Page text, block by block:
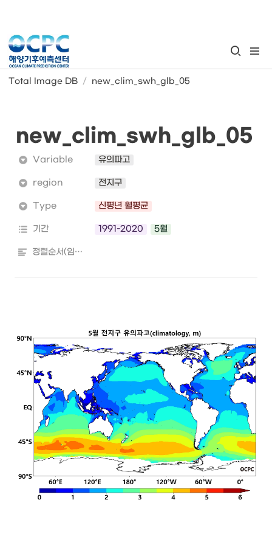
Total Image DB / new_clim_swh_glb_05
new_clim_swh_glb_05
Variable 유의파고
region 전지구
Type 신평년 월평균
기간 1991-2020 5월
정렬순서(임의)